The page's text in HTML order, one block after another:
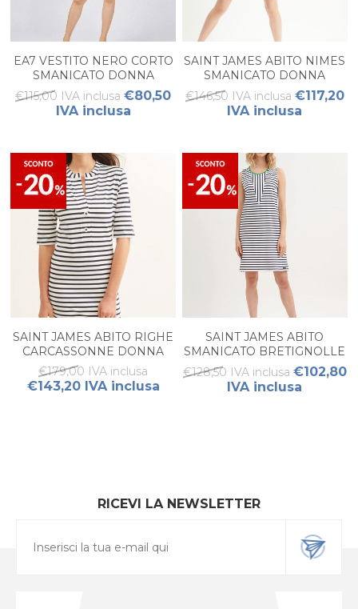
EA7 VESTITO NERO CORTO
SMANICATO DONNA
€115,00 IVA inclusa €80,50
IVA inclusa
SAINT JAMES ABITO NIMES
SMANICATO DONNA
€146,50 IVA inclusa €117,20
IVA inclusa
SAINT JAMES ABITO RIGHE
CARCASSONNE DONNA
€179,00 IVA inclusa
€143,20 IVA inclusa
SAINT JAMES ABITO
SMANICATO BRETIGNOLLE
DONNA
€128,50 IVA inclusa €102,80
IVA inclusa
RICEVI LA NEWSLETTER